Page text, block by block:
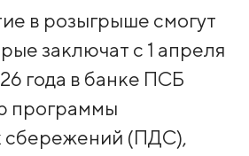
в розыгрыше смогут
заключат с 1 апреля
года в банке ПСБ
программы
сбережений (ПДС),